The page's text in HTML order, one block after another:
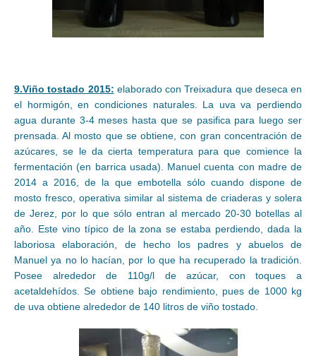
9.Viño tostado 2015: elaborado con Treixadura que deseca en
el hormigón, en condiciones naturales. La uva va perdiendo
agua durante 3-4 meses hasta que se pasifica para luego ser
prensada. Al mosto que se obtiene, con gran concentración de
azúcares, se le da cierta temperatura para que comience la
fermentación (en barrica usada). Manuel cuenta con madre de
2014 a 2016, de la que embotella sólo cuando dispone de
mosto fresco, operativa similar al sistema de criaderas y solera
de Jerez, por lo que sólo entran al mercado 20-30 botellas al
año. Este vino típico de la zona se estaba perdiendo, dada la
laboriosa elaboración, de hecho los padres y abuelos de
Manuel ya no lo hacían, por lo que ha recuperado la tradición.
Posee alrededor de 110g/l de azúcar, con toques a
acetaldehídos. Se obtiene bajo rendimiento, pues de 1000 kg
de uva obtiene alrededor de 140 litros de viño tostado.